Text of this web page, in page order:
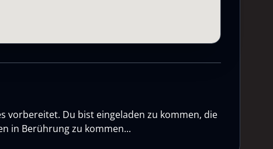
vorbereitet. Du bist eingeladen zu kommen, die
in Berührung zu kommen...